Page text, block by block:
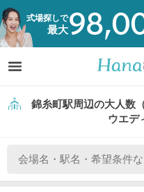
式場探しで
最大
錦糸町駅周辺の大人数
ウエデ